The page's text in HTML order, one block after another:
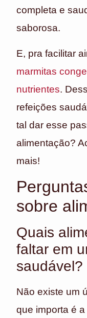
completa e
saborosa.
E, pra facilitar
marmitas
nutrientes.
refeições
tal dar esse
alimentação?
mais!
sobre
Quais
faltar em
saudável?
Não existe um
que importa é